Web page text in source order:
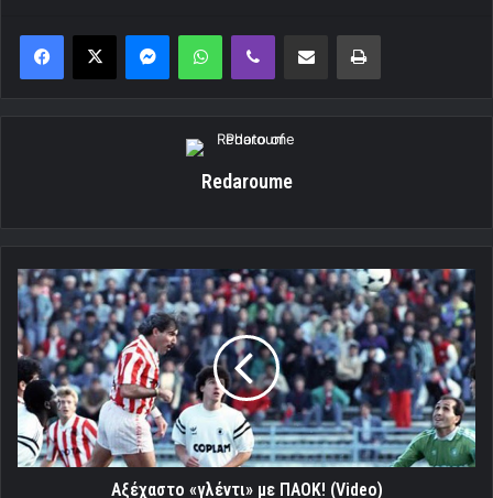
MessengerWhatsAppViber Κοινοποίηση μέσω ηλεκτρονικού ταχυδρομείουΕκτύπωση
Redaroume
Αξέχαστο
«γλέντι»
με
ΠΑΟΚ!
(Video)
Αξέχαστο «γλέντι» με ΠΑΟΚ! (Video)